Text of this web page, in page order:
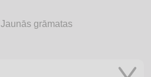
Jaunās grāmatas